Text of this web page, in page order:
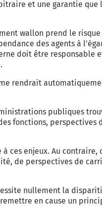
et une garantie
wallon prend le
des agents à
doit être responsable
rendrait
publiques
fonctions, perspectives
ces enjeux. Au
de perspectives de
nullement la
en cause un